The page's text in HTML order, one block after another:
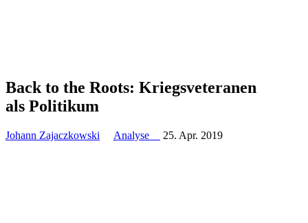
Back to the Roots: Kriegs­ve­te­ra­nen
als Politikum
Johann Zajaczkowski Analyse 25. Apr. 2019